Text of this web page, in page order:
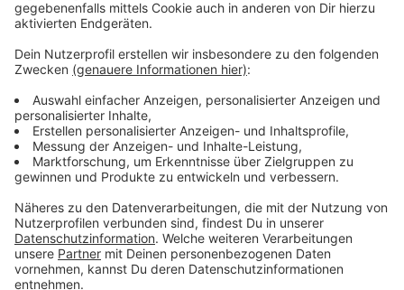
das Miteinander zwischen Geflüchteten und den
Schließung werden die dort lebenden Menschen auf
Anzeige
Nach der Notunterkunft sollen
Wohngebiete erschlossen werden
Anzeige